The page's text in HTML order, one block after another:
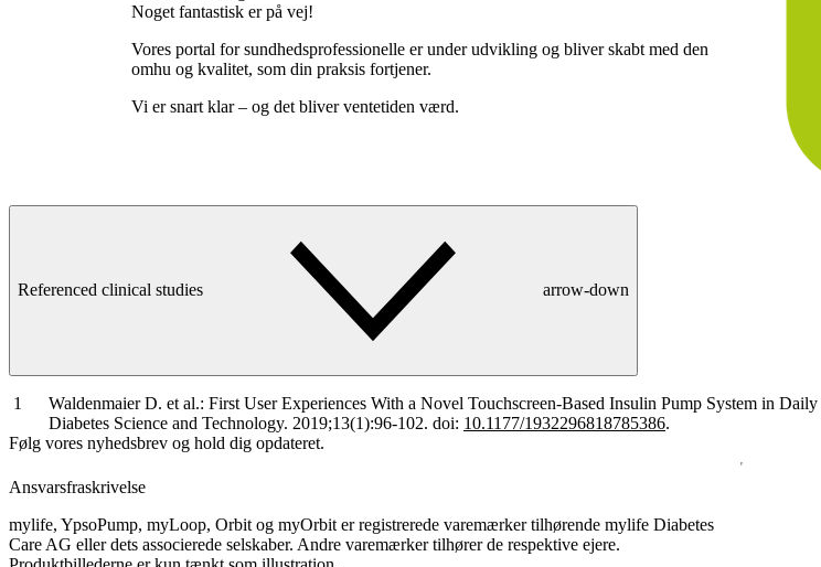
Noget fantastisk er på vej!
Vores portal for sundhedsprofessionelle er under udvikling og bliver skabt med den
omhu og kvalitet, som din praksis fortjener.
Vi er snart klar – og det bliver ventetiden værd.
Referenced clinical studies arrow-down
Waldenmaier D. et al.: First User Experiences With a Novel Touchscreen-Based Insulin Pump System in
Diabetes Science and Technology. 2019;13(1):96-102. doi: 10.1177/1932296818785386.
Følg vores nyhedsbrev og hold dig opdateret.
Ansvarsfraskrivelse
mylife, YpsoPump, myLoop, Orbit og myOrbit er registrerede varemærker tilhørende mylife Diabetes
Care AG eller dets associerede selskaber. Andre varemærker tilhører de respektive ejere.